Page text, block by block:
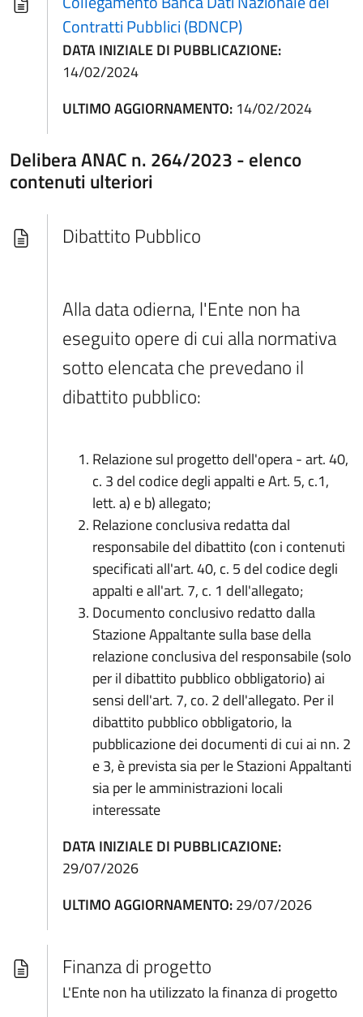
Contratti Pubblici (BDNCP)
DATA INIZIALE DI PUBBLICAZIONE:
14/02/2024
ULTIMO AGGIORNAMENTO: 14/02/2024
Delibera ANAC n. 264/2023 - elenco
contenuti ulteriori
Dibattito Pubblico
Alla data odierna, l'Ente non ha
eseguito opere di cui alla normativa
sotto elencata che prevedano il
dibattito pubblico:
Relazione sul progetto dell'opera - art. 40,
c. 3 del codice degli appalti e Art. 5, c.1,
lett. a) e b) allegato;
Relazione conclusiva redatta dal
responsabile del dibattito (con i contenuti
specificati all'art. 40, c. 5 del codice degli
appalti e all'art. 7, c. 1 dell'allegato;
Documento conclusivo redatto dalla
Stazione Appaltante sulla base della
relazione conclusiva del responsabile (solo
per il dibattito pubblico obbligatorio) ai
sensi dell'art. 7, co. 2 dell'allegato. Per il
dibattito pubblico obbligatorio, la
pubblicazione dei documenti di cui ai nn. 2
e 3, è prevista sia per le Stazioni Appaltanti
sia per le amministrazioni locali
interessate
DATA INIZIALE DI PUBBLICAZIONE:
29/07/2026
ULTIMO AGGIORNAMENTO:29/07/2026
Finanza di progetto
L'Ente non ha utilizzato la finanza di progetto